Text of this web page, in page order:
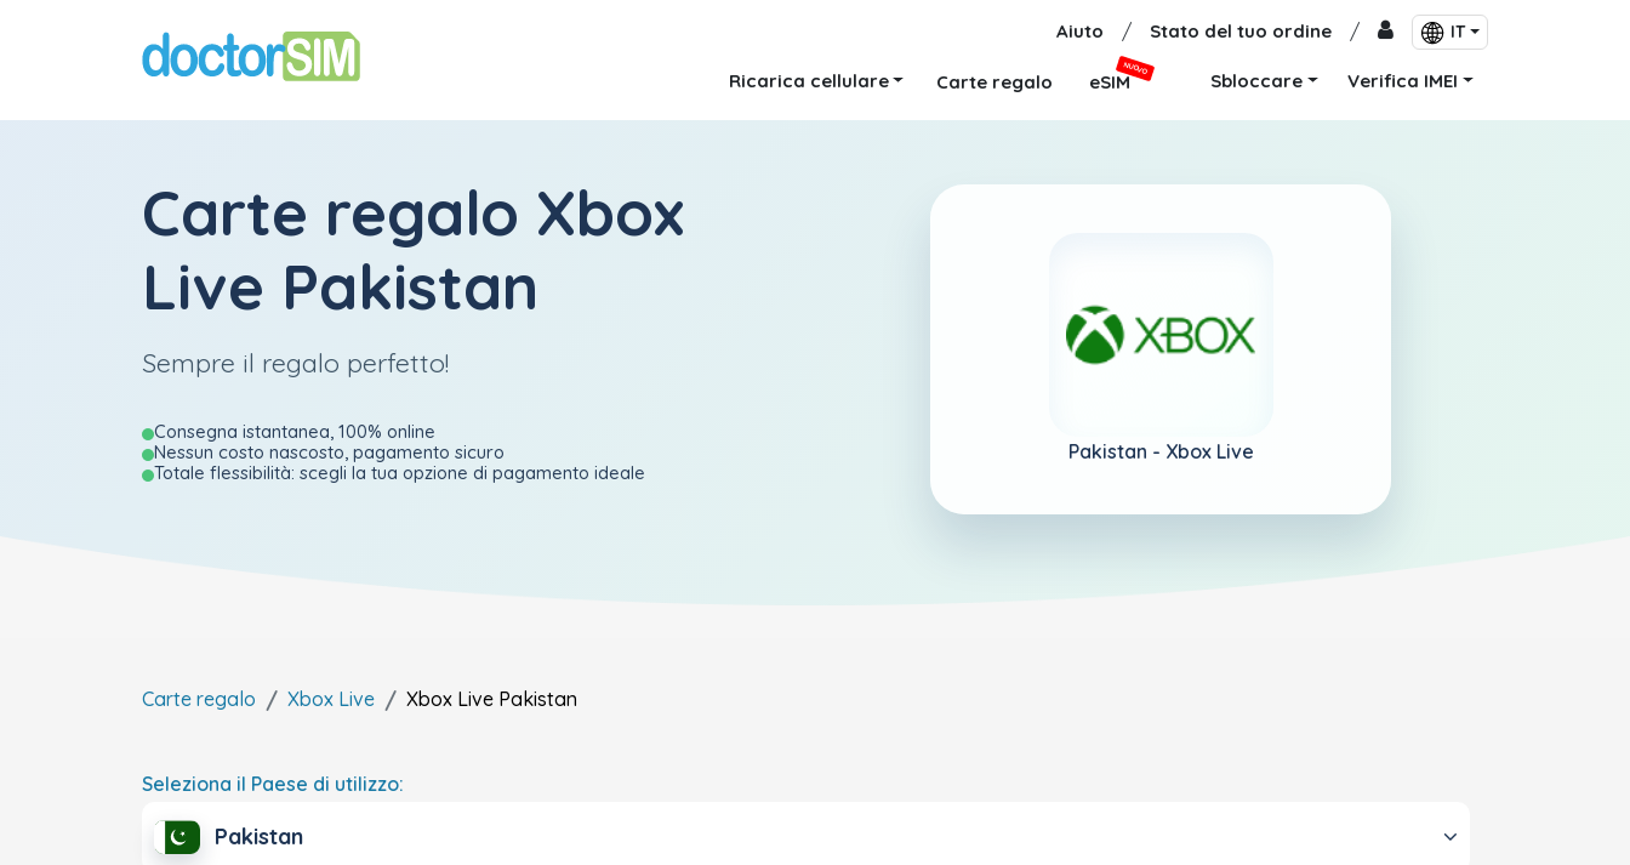
Aiuto / Stato del tuo ordine / IT
Ricarica cellulare Carte regalo eSIM
NUOVO
Sbloccare Verifica IMEI
Carte regalo Xbox
Live Pakistan
Sempre il regalo perfetto!
Consegna istantanea, 100% online
Nessun costo nascosto, pagamento sicuro
Totale flessibilità: scegli la tua opzione di pagamento ideale
Pakistan - Xbox Live
Carte regalo Xbox Live Xbox Live Pakistan
Seleziona il Paese di utilizzo:
Pakistan